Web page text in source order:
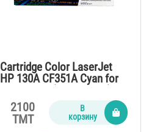
Cartridge Color LaserJet
HP 130A CF351A Cyan for
2100
TMT
В
корзину